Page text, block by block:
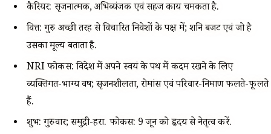
कैरियर: सृजनात्मक, अभिव्यंजक एवं सहज कार्य चमकता है.
वित्त: गुरु अच्छी तरह से विचारित निवेशों के पक्ष में; शनि बजट एवं जो है
उसका मूल्य बताता है.
NRI फोकस: विदेश में अपने स्वयं के पथ में कदम रखने के लिए
व्यक्तिगत-भाग्य वर्ष; सृजनशीलता, रोमांस एवं परिवार-निर्माण फलते-फूलते
हैं.
शुभ: गुरुवार; समुद्री-हरा. फोकस: 9 जून को हृदय से नेतृत्व करें.